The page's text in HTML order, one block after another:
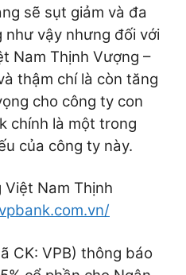
sẽ sụt giảm và đa
như vậy nhưng đối với
Nam Thịnh Vượng –
thậm chí là còn tăng
cho công ty con
chính là một trong
của công ty này.
Việt Nam Thịnh
CK: VPB) thông báo